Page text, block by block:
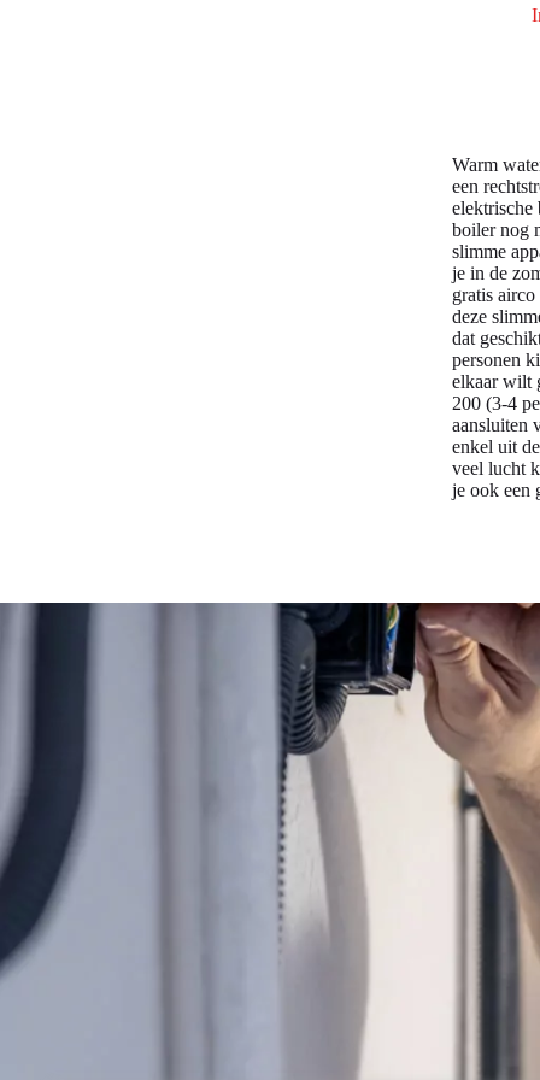
Warm
een
elektrische
boiler nog
slimme
je in de
gratis
deze
dat
personen
elkaar wilt
200 (3-4
aansluiten
enkel uit
veel lucht
je ook een